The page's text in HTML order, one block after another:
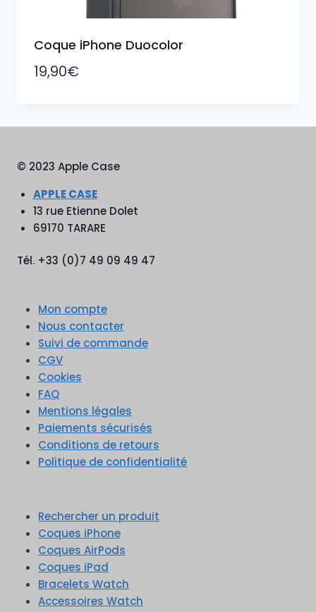
Coque iPhone Duocolor
19,90€
© 2023 Apple Case
APPLE CASE
13 rue Etienne Dolet
69170 TARARE
Tél. +33 (0)7 49 09 49 47
Mon compte
Nous contacter
Suivi de commande
CGV
Cookies
FAQ
Mentions légales
Paiements sécurisés
Conditions de retours
Politique de confidentialité
Rechercher un produit
Coques iPhone
Coques AirPods
Coques iPad
Bracelets Watch
Accessoires Watch